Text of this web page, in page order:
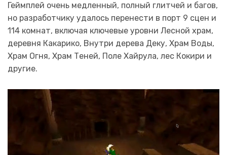
Геймплей очень медленный, полный глитчей и багов,
но разработчику удалось перенести в порт 9 сцен и
114 комнат, включая ключевые уровни Лесной храм,
деревня Какарико, Внутри дерева Деку, Храм Воды,
Храм Огня, Храм Теней, Поле Хайрула, лес Кокири и
другие.